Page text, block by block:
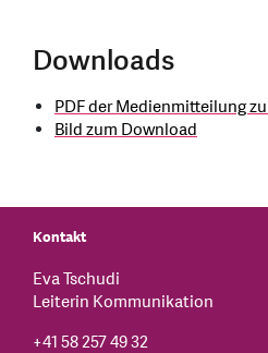
Downloads
PDF der Medienmitteilung
Bild zum Download
Kontakt
Eva Tschudi
Leiterin Kommunikation
+41 58 257 49 32